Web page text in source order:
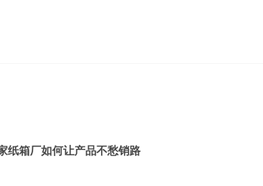
纸箱厂如何让产品不愁销路